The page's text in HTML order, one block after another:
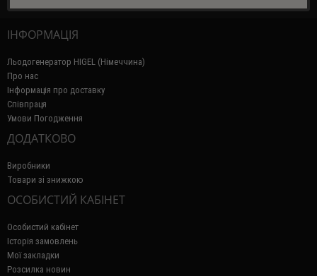
ІНФОРМАЦІЯ
Льодогенератор HIGEL (Німеччина)
Про нас
Інформація про доставку
Співпраця
Умови Погодження
ДОДАТКОВО
Виробники
Товари зі знижкою
ОСОБИСТИЙ КАБІНЕТ
Особистий кабінет
Історія замовлень
Мої закладки
Розсилка новин